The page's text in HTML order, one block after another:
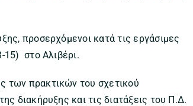
προσερχόμενοι κατά τις εργάσιμες
15) στο Αλιβέρι.
των πρακτικών του σχετικού
διακήρυξης και τις διατάξεις του Π.Δ.